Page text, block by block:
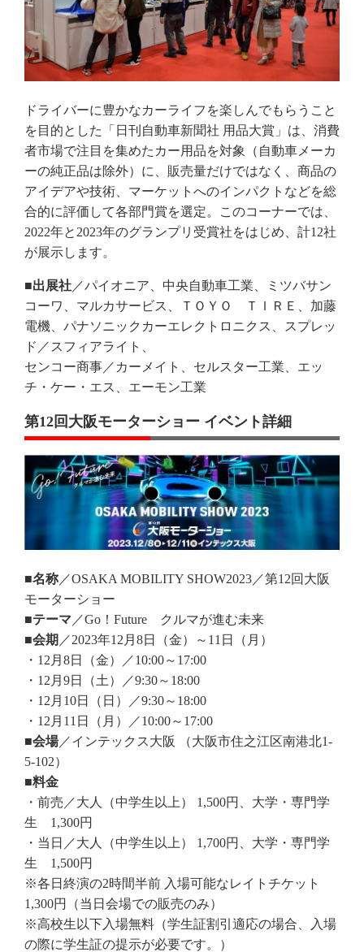
ドライバーに豊かなカーライフを楽しんでもらうこと
を目的とした「日刊自動車新聞社 用品大賞」は、消費
者市場で注目を集めたカー用品を対象（自動車メーカ
ーの純正品は除外）に、販売量だけではなく、商品の
アイデアや技術、マーケットへのインパクトなどを総
合的に評価して各部門賞を選定。このコーナーでは、
2022年と2023年のグランプリ受賞社をはじめ、計12社
が展示します。
■出展社 ／パイオニア、中央自動車工業、ミツバサン
コーワ、マルカサービス、ＴＯＹＯ ＴＩＲＥ、加藤
電機、パナソニックカーエレクトロニクス、スプレッ
ド／スフィアライト、
センコー商事／カーメイト、セルスター工業、エッ
チ・ケー・エス、エーモン工業
第12回大阪モーターショー イベント詳細
■名称 ／OSAKA MOBILITY SHOW2023／第12回大阪
モーターショー
■テーマ ／Go！Future クルマが進む未来
■会期 ／2023年12月8日（金）～11日（月）
・12月8日（金）／10:00～17:00
・12月9日（土）／9:30～18:00
・12月10日（日）／9:30～18:00
・12月11日（月）／10:00～17:00
■会場／インテックス大阪 （大阪市住之江区南港北1-
5-102）
■料金
・前売／大人（中学生以上） 1,500円、大学・専門学
生 1,300円
・当日／大人（中学生以上） 1,700円、大学・専門学
生 1,500円
※各日終演の2時間半前 入場可能なレイトチケット
1,300円（当日会場での販売のみ）
※高校生以下入場無料（学生証割引適応の場合、入場
の際に学生証の提示が必要です。）